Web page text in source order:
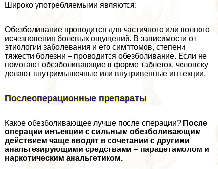
Широко употрeбляемыми являются:
Обезболивание проводится для частичного или полного
исчезновения болевых ощущений. В зависимости от
этиологии заболевания и его симптомов, степени
тяжести болезни – проводится обезболивание. Если не
помогают обезболивающие в форме таблеток, человеку
делают внутримышечные или внутривенные инъекции.
Послеоперационные препараты
Какое обезболивающее лучше после операции? После
операции инъекции с сильным обезболивающим
действием чаще вводят в сочетании с другими
aнaльгезирующими средствами – парацетамолом и
наркотическим aнaльгетиком.